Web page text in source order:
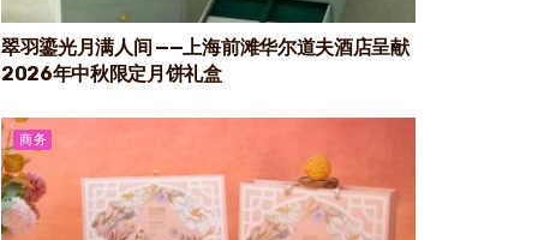
翠羽鎏光月满人间 ——上海前滩华尔道夫酒店呈献
2026年中秋限定月饼礼盒
商务